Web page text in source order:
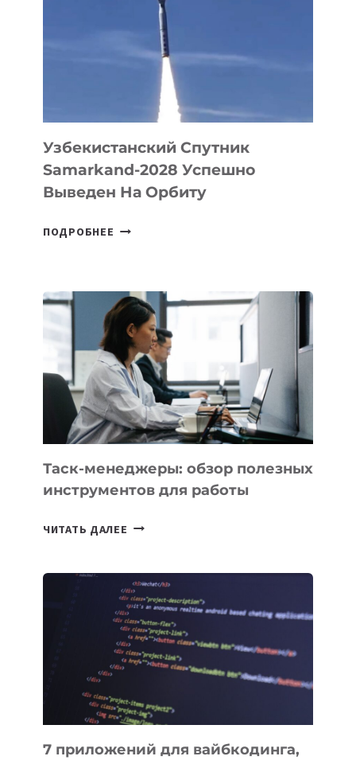
СОЗДАНИЯ
«ИСКУССТВЕННОГО
ИНЖЕНЕРА»
Узбекистанский Спутник
Samarkand-2028 Успешно
Выведен На Орбиту
ПОДРОБНЕЕ УЗБЕКИСТАНСКИЙ
УСПЕШНО
ВЫВЕДЕН
ОРБИТУ
Таск-менеджеры: обзор полезных
инструментов для работы
ЧИТАТЬ ДАЛЕЕ ТАСК-
ПОЛЕЗНЫХ
ИНСТРУМЕНТОВ
ДЛЯ
РАБОТЫ
7 приложений для вайбкодинга,